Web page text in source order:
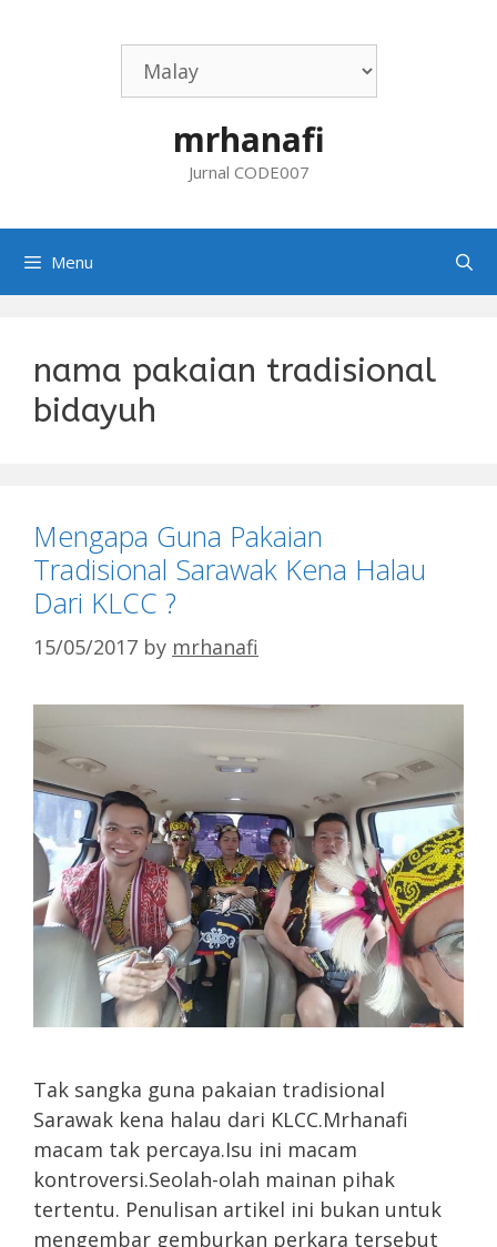
mrhanafi
Jurnal CODE007
Menu
nama pakaian tradisional
bidayuh
Mengapa Guna Pakaian
Tradisional Sarawak Kena Halau
Dari KLCC ?
15/05/2017 by mrhanafi
Tak sangka guna pakaian tradisional
Sarawak kena halau dari KLCC.Mrhanafi
macam tak percaya.Isu ini macam
kontroversi.Seolah-olah mainan pihak
tertentu. Penulisan artikel ini bukan untuk
mengembar gemburkan perkara tersebut